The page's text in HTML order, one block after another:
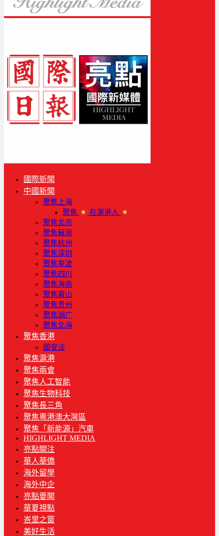
國際新聞
中國新聞
聚焦上海
聚焦
在滬港人
聚焦北京
聚焦蘇浙
聚焦杭州
聚焦深圳
聚焦寧波
聚焦四川
聚焦海南
聚焦黃山
聚焦贵州
聚焦湖广
聚焦北海
聚焦香港
國安法
聚焦滬港
聚焦兩會
聚焦人工智能
聚焦生物科技
聚焦長三角
聚焦粵港澳大灣區
聚焦「新能源」汽車
HIGHLIGHT MEDIA
亮點關注
華人華僑
海外留學
海外中企
亮點要聞
華夏視點
峇里之窗
美好生活